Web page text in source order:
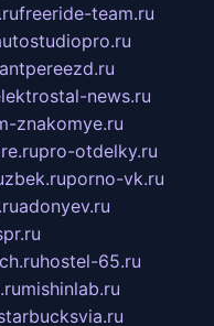
freeride-team.ru
news.ru
znakomye.ru
pro-otdelky.ru
porno-vk.ru
adonyev.ru
hostel-65.ru
mishinlab.ru